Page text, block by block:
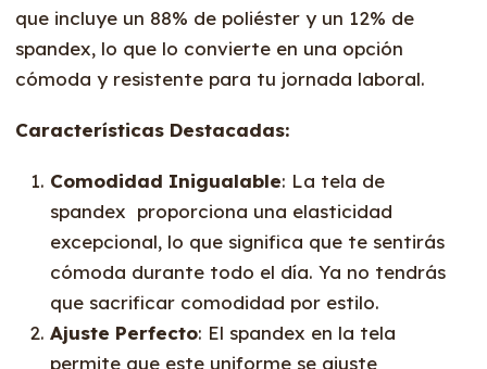
que incluye un 88% de poliéster y un 12% de
spandex, lo que lo convierte en una opción
cómoda y resistente para tu jornada laboral.
Características Destacadas:
Comodidad Inigualable: La tela de
spandex proporciona una elasticidad
excepcional, lo que significa que te sentirás
cómoda durante todo el día. Ya no tendrás
que sacrificar comodidad por estilo.
Ajuste Perfecto: El spandex en la tela
permite que este uniforme se ajuste